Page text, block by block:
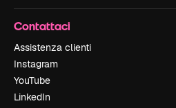
Contattaci
Assistenza clienti
Instagram
YouTube
LinkedIn